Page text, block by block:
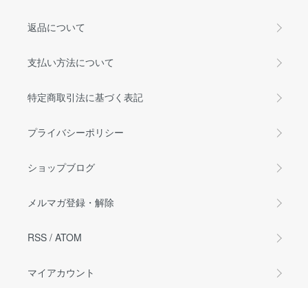
返品について
支払い方法について
特定商取引法に基づく表記
プライバシーポリシー
ショップブログ
メルマガ登録・解除
RSS / ATOM
マイアカウント